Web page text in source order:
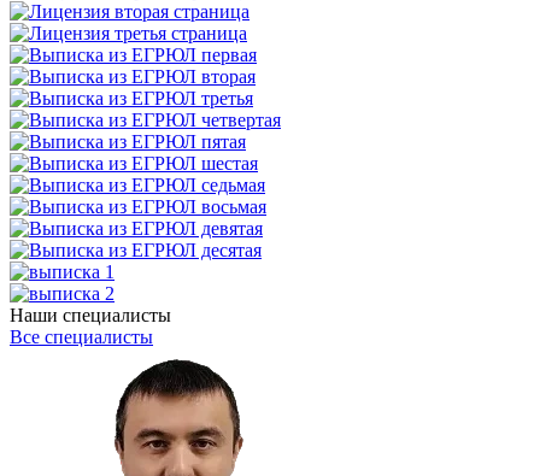
Наши специалисты
Все специалисты